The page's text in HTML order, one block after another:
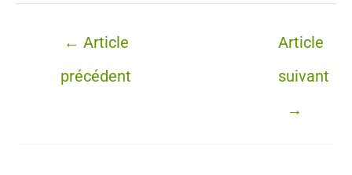
← Article
précédent
Article
suivant
→